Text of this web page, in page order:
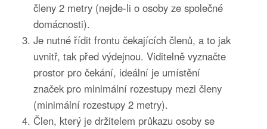
členy 2 metry (nejde-li o osoby ze společné
domácnosti).
Je nutné řídit frontu čekajících členů, a to jak
uvnitř, tak před výdejnou. Viditelně vyznačte
prostor pro čekání, ideální je umístění
značek pro minimální rozestupy mezi členy
(minimální rozestupy 2 metry).
Člen, který je držitelem průkazu osoby se